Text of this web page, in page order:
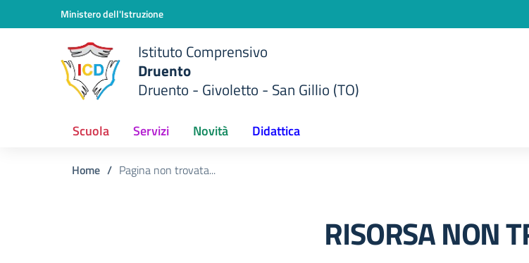
Vai ai contenuti
Vai al menu di navigazione
Ministero dell'Istruzione
Istituto Comprensivo
Druento
Druento - Givoletto - San Gillio (TO)
Scuola Servizi Novità Didattica
Home / Pagina non trovata...
RISORSA NON